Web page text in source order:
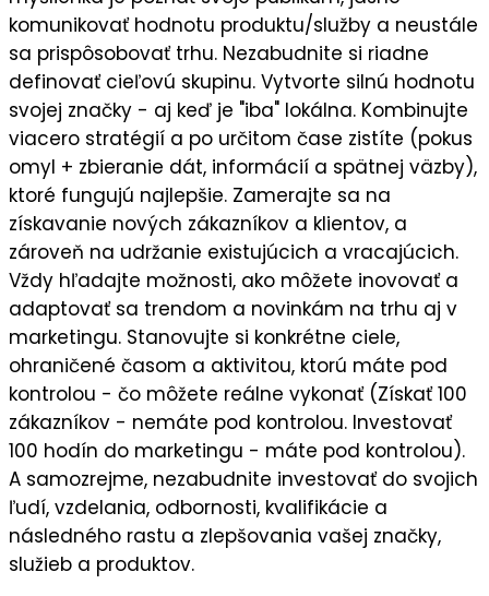
komunikovať hodnotu produktu/služby a neustále
sa prispôsobovať trhu. Nezabudnite si riadne
definovať cieľovú skupinu. Vytvorte silnú hodnotu
svojej značky - aj keď je "iba" lokálna. Kombinujte
viacero stratégií a po určitom čase zistíte (pokus
omyl + zbieranie dát, informácií a spätnej väzby),
ktoré fungujú najlepšie. Zamerajte sa na
získavanie nových zákazníkov a klientov, a
zároveň na udržanie existujúcich a vracajúcich.
Vždy hľadajte možnosti, ako môžete inovovať a
adaptovať sa trendom a novinkám na trhu aj v
marketingu. Stanovujte si konkrétne ciele,
ohraničené časom a aktivitou, ktorú máte pod
kontrolou - čo môžete reálne vykonať (Získať 100
zákazníkov - nemáte pod kontrolou. Investovať
100 hodín do marketingu - máte pod kontrolou).
A samozrejme, nezabudnite investovať do svojich
ľudí, vzdelania, odbornosti, kvalifikácie a
následného rastu a zlepšovania vašej značky,
služieb a produktov.